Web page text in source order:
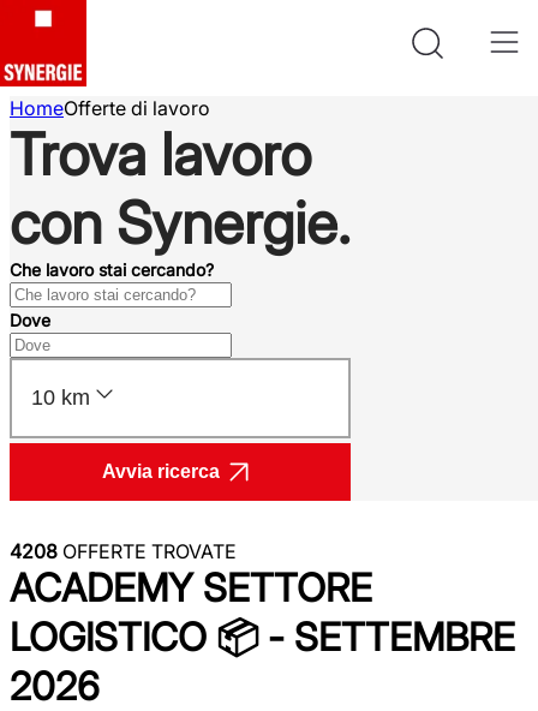
HomeOfferte di lavoro
Trova lavoro
con Synergie.
Che lavoro stai cercando?
Dove
10 km
Avvia ricerca
4208 OFFERTE TROVATE
ACADEMY SETTORE
LOGISTICO 📦 - SETTEMBRE
2026